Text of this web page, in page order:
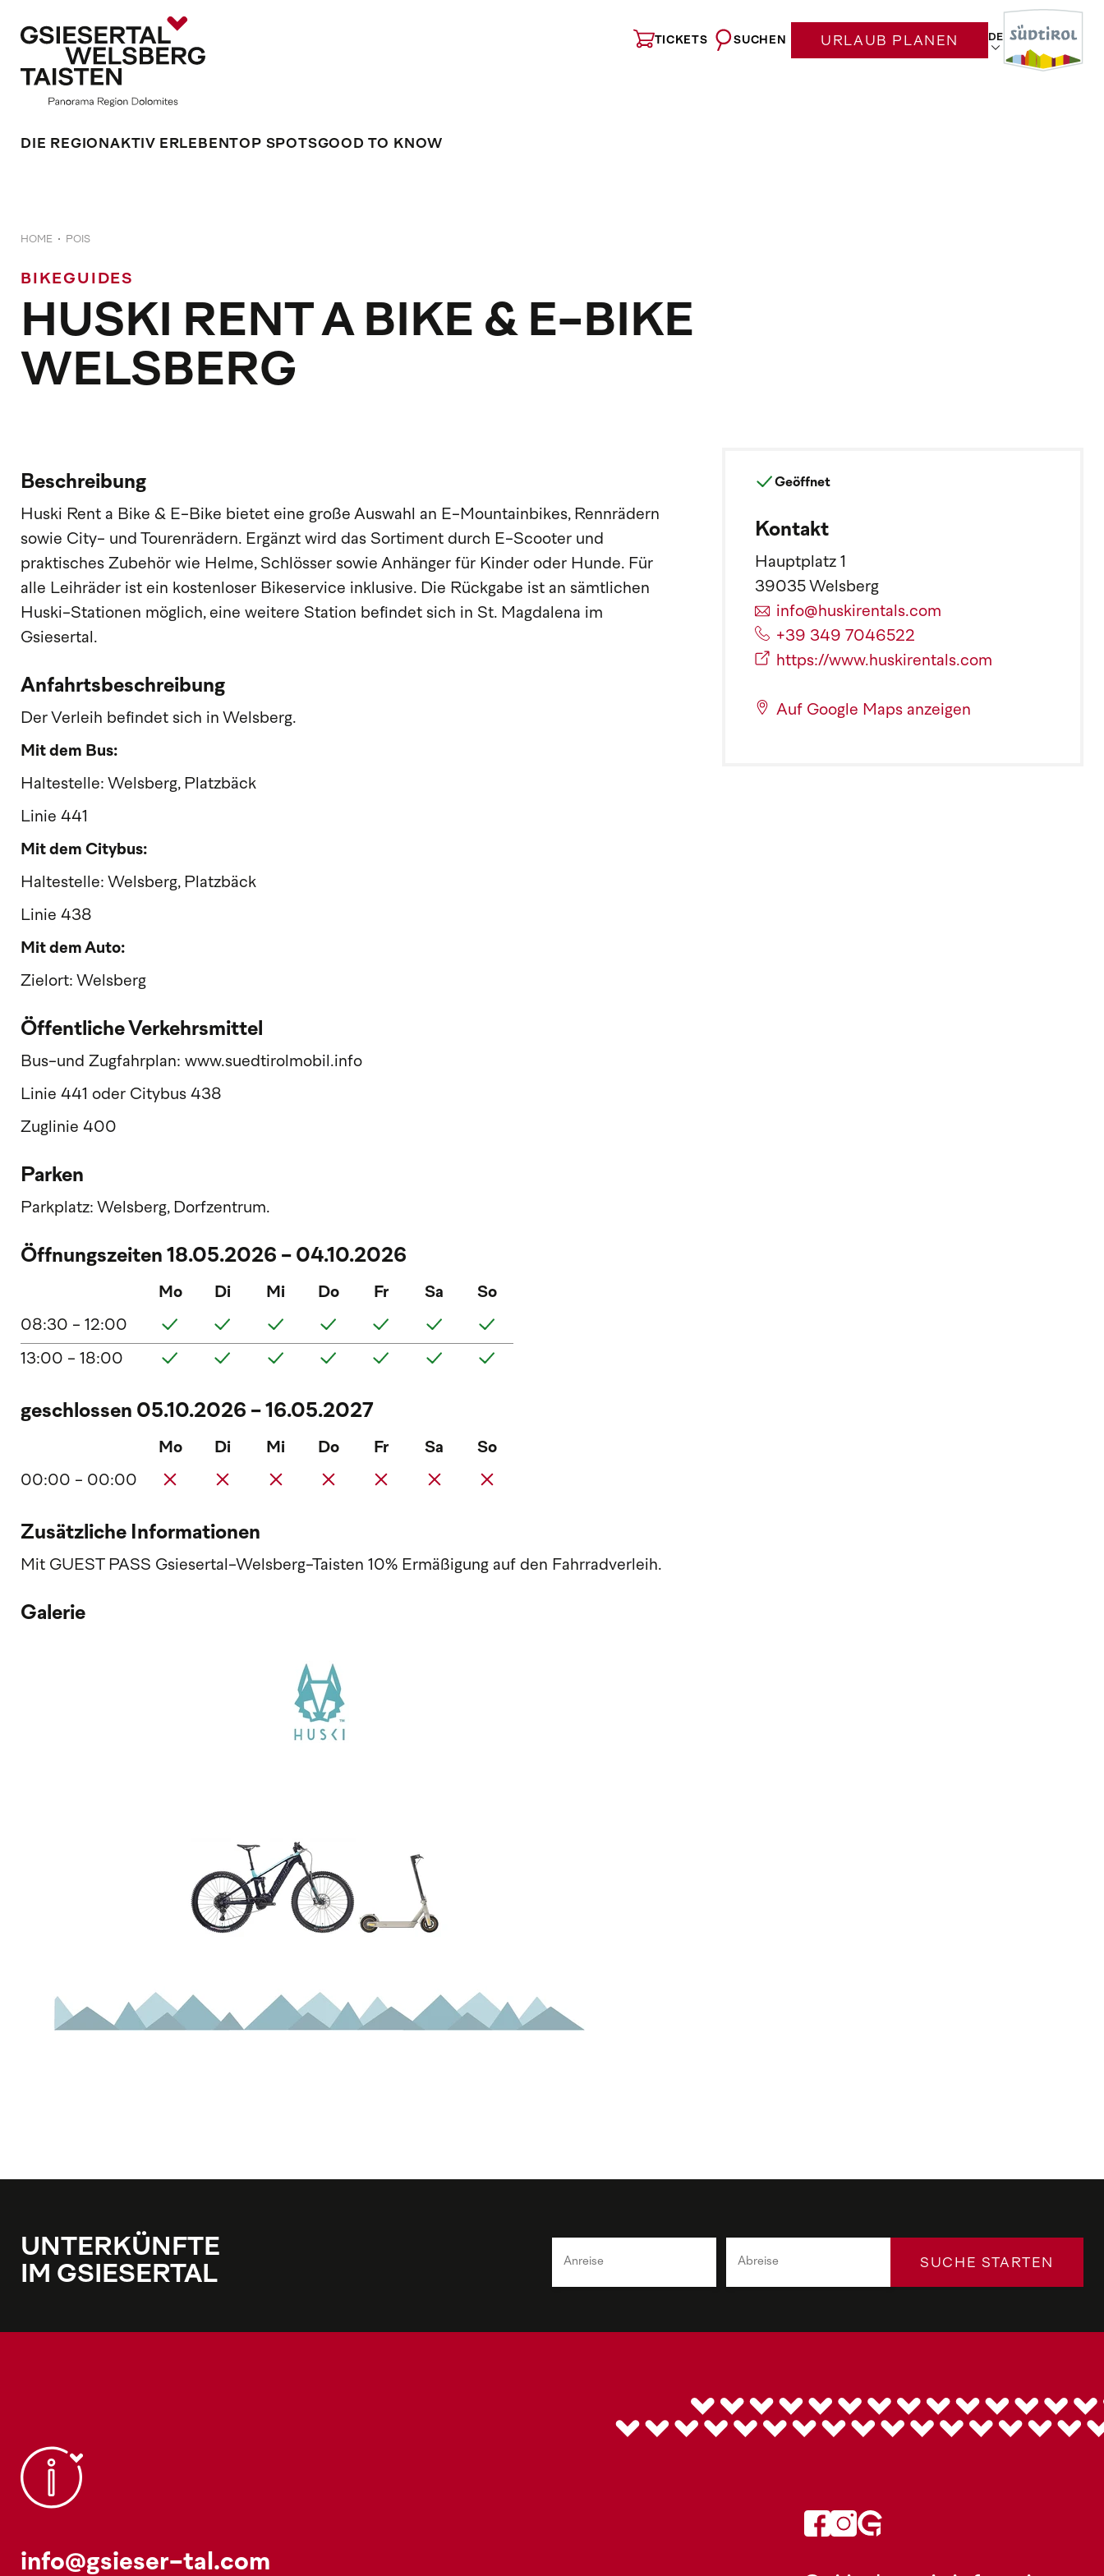
TICKETS SUCHEN URLAUB PLANEN DE
DIE REGION AKTIV ERLEBEN TOP SPOTSGOOD TO KNOW
HOME POIS
BIKEGUIDES
HUSKI RENT A BIKE & E-BIKE
WELSBERG
Beschreibung
Huski Rent a Bike & E-Bike bietet eine große Auswahl an E-Mountainbikes, Rennrädern
sowie City- und Tourenrädern. Ergänzt wird das Sortiment durch E-Scooter und
praktisches Zubehör wie Helme, Schlösser sowie Anhänger für Kinder oder Hunde. Für
alle Leihräder ist ein kostenloser Bikeservice inklusive. Die Rückgabe ist an sämtlichen
Huski-Stationen möglich, eine weitere Station befindet sich in St. Magdalena im
Gsiesertal.
Anfahrtsbeschreibung
Der Verleih befindet sich in Welsberg.
Mit dem Bus:
Haltestelle: Welsberg, Platzbäck
Linie 441
Mit dem Citybus:
Haltestelle: Welsberg, Platzbäck
Linie 438
Mit dem Auto:
Zielort: Welsberg
Öffentliche Verkehrsmittel
Bus-und Zugfahrplan: www.suedtirolmobil.info
Linie 441 oder Citybus 438
Zuglinie 400
Parken
Parkplatz: Welsberg, Dorfzentrum.
Öffnungszeiten 18.05.2026 - 04.10.2026
Mo Di Mi Do Fr Sa So
08:30 - 12:00
13:00 - 18:00
geschlossen 05.10.2026 - 16.05.2027
Mo Di Mi Do Fr Sa So
00:00 - 00:00
Zusätzliche Informationen
Mit GUEST PASS Gsiesertal-Welsberg-Taisten 10% Ermäßigung auf den Fahrradverleih.
Galerie
Geöffnet
Kontakt
Hauptplatz 1
39035 Welsberg
info@huskirentals.com
+39 349 7046522
https://www.huskirentals.com
Auf Google Maps anzeigen
UNTERKÜNFTE
IM GSIESERTAL
SUCHE STARTEN
info@gsieser-tal.com